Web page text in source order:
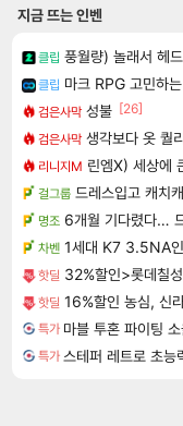
지금 뜨는 인벤
클립 풍월량) 놀래서 헤
클립 마크 RPG 고민하
검은사막 성불 [26]
검은사막 생각보다 옷 퀄
리니지M 린엠X) 세상에
걸그룹 드레스입고 캐치
명조 6개월 기다렸다…
차벤 1세대 K7 3.5NA인데 LF
핫딜 32%할인>롯데칠
핫딜 16%할인 농심, 신
특가
특가